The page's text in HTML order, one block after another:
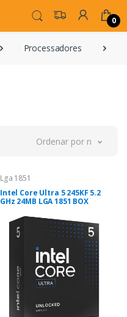
0
Processadores
Ordenar por novidade
Lga 1851
Intel Core Ultra 5 245KF 5.2
GHz 24MB LGA 1851 BOX